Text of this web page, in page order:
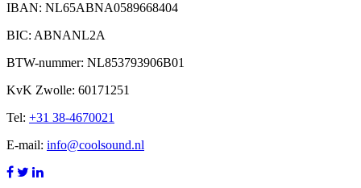
IBAN: NL65ABNA0589668404
BIC: ABNANL2A
BTW-nummer: NL853793906B01
KvK Zwolle: 60171251
Tel: +31 38-4670021
E-mail: info@coolsound.nl